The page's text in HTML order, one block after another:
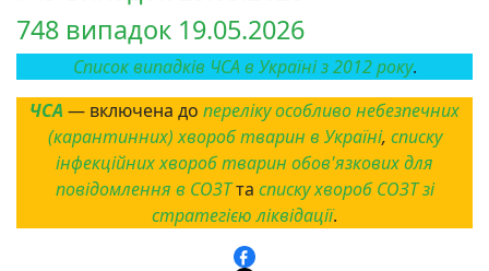
748 випадок 19.05.2026
Список випадків ЧСА в Україні з 2012 року.
ЧСА — включена до переліку особливо небезпечних
(карантинних) хвороб тварин в Україні, списку
інфекційних хвороб тварин обов'язкових для
повідомлення в СОЗТ та списку хвороб СОЗТ зі
стратегією ліквідації.